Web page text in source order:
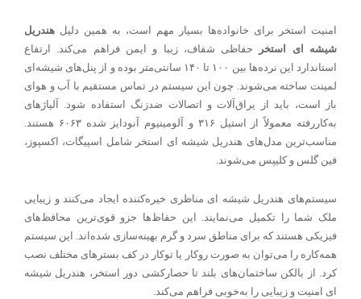
امنیت استخر برای خانواده‌ها بسیار مهم است، به همین دلیل هندریل
شیشه ای استخر
حفاظی شفاف، زیبا و ایمن فراهم می‌کند. ارتفاع
استاندارد این نرده‌ها بین ۱۰۰ تا ۱۴۰ سانتی‌متر بوده و از پنل‌های شیشه‌ای
لمینت ساخته می‌شوند. چون این سیستم در تماس مستقیم با آب و هوای
باز است، باید از یراق‌آلات و اتصالات ضدزنگ استفاده شود. آلیاژهای
به‌کاررفته معمولاً از استیل ۳۱۶ و آلومینیوم آنودایز شده ۶۰۶۳ هستند.
مناسب‌ترین مدل‌های هندریل شیشه ای استخر شامل اسپیگات، اکسپوز،
فین گلس و کلیپس می‌شوند.
سیستم‌های هندریل شیشه ای مناظری خیره‌کننده ایجاد می‌کنند و زیبایی
ملک شما را تکمیل می‌نمایند. این حفاظ‌ها جزو قوی‌ترین محافظ‌های
فیزیکی هستند که برای مناطق سرد و گرم بهینه‌سازی شده‌اند. این سیستم
همه‌کاره را می‌توان به صورت روکار یا توکار در کف بسترهای مختلف نصب
کرد. از بالکن ساختمان‌های بلند تا حصارکشی دور استخر، هندریل شیشه
ای امنیت و زیبایی را به‌خوبی فراهم می‌کند.